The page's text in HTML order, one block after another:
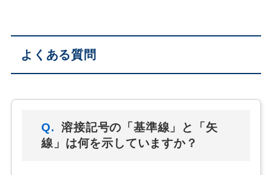
よくある質問
Q.
溶接記号の「基準線」と「矢
線」は何を示していますか？